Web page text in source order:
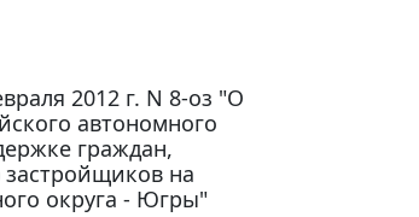
2012 г. N 8-оз "О
автономного
граждан,
застройщиков на
округа - Югры"